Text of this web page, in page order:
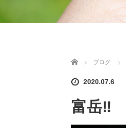
ホーム ブログ
2020.07.6
富岳‼︎